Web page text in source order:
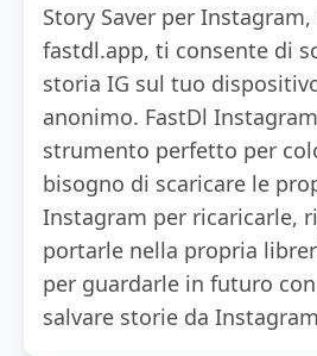
Story Saver per
fastdl.app, ti consente di
storia IG sul tuo
anonimo. FastDl
strumento perfetto per
bisogno di scaricare le
Instagram per ricaricarle,
portarle nella propria
per guardarle in futuro
salvare storie da